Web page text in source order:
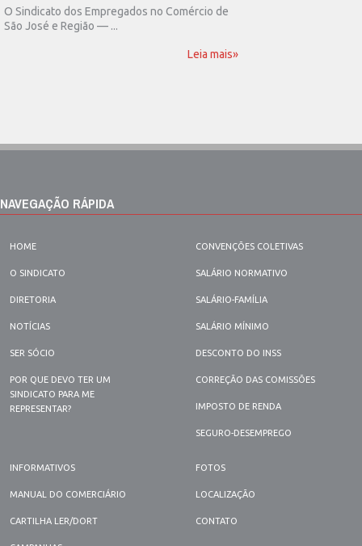
O Sindicato dos Empregados no Comércio de
São José e Região — ...
Leia mais»
NAVEGAÇÃO RÁPIDA
HOME
O SINDICATO
DIRETORIA
NOTÍCIAS
SER SÓCIO
POR QUE DEVO TER UM
SINDICATO PARA ME
REPRESENTAR?
CONVENÇÕES COLETIVAS
SALÁRIO NORMATIVO
SALÁRIO-FAMÍLIA
SALÁRIO MÍNIMO
DESCONTO DO INSS
CORREÇÃO DAS COMISSÕES
IMPOSTO DE RENDA
SEGURO-DESEMPREGO
INFORMATIVOS
MANUAL DO COMERCIÁRIO
CARTILHA LER/DORT
FOTOS
LOCALIZAÇÃO
CONTATO